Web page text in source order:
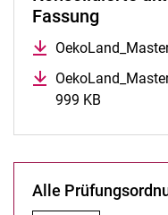
Fassung
999 KB
Alle